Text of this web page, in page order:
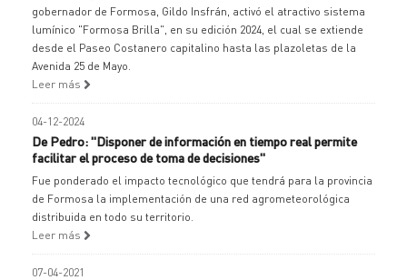
gobernador de Formosa, Gildo Insfrán, activó el atractivo sistema
lumínico "Formosa Brilla", en su edición 2024, el cual se extiende
desde el Paseo Costanero capitalino hasta las plazoletas de la
Avenida 25 de Mayo.
Leer más
04-12-2024
De Pedro: "Disponer de información en tiempo real permite
facilitar el proceso de toma de decisiones"
Fue ponderado el impacto tecnológico que tendrá para la provincia
de Formosa la implementación de una red agrometeorológica
distribuida en todo su territorio.
Leer más
07-04-2021